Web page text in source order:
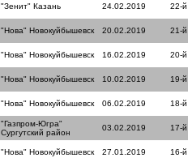
"Зенит" Казань 24.02.2019 22-й
"Нова" Новокуйбышевск 20.02.2019 21-й
"Нова" Новокуйбышевск 16.02.2019 20-й
"Нова" Новокуйбышевск 10.02.2019 19-
"Нова" Новокуйбышевск 06.02.2019 18-
"Газпром-Югра"
Сургутский район
03.02.2019 17-
"Нова" Новокуйбышевск 27.01.2019 16-